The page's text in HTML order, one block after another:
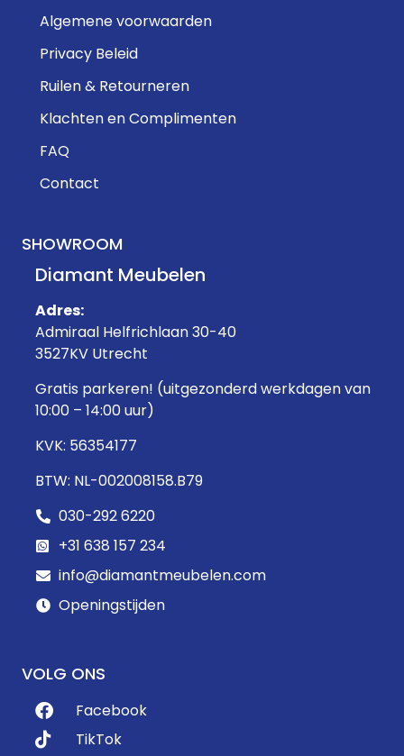
Algemene voorwaarden
Privacy Beleid
Ruilen & Retourneren
Klachten en Complimenten
FAQ
Contact
SHOWROOM
Diamant Meubelen
Adres:
Admiraal Helfrichlaan 30-40
3527KV Utrecht
Gratis parkeren! (uitgezonderd werkdagen van
10:00 – 14:00 uur)
KVK: 56354177
BTW: NL-002008158.B79
030-292 6220
+31 638 157 234
info@diamantmeubelen.com
Openingstijden
VOLG ONS
Facebook
TikTok